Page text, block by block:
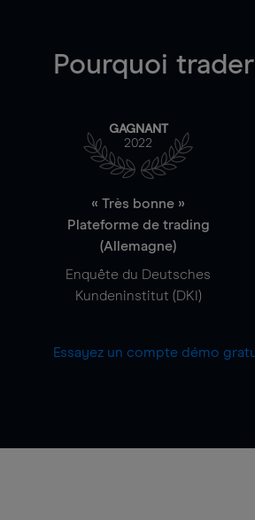
Pourquoi trader
GAGNANT
2022
« Très bonne »
Plateforme de trading
(Allemagne)
Enquête du Deutsches
Kundeninstitut (DKI)
Essayez un compte démo